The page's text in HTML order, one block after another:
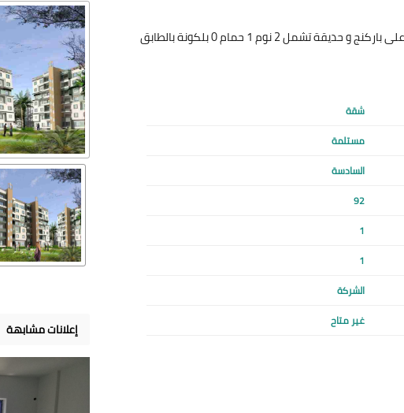
قبلي تطل على باركنج و حديقة تشمل 2 نوم 1 حمام 0 بلكونة بالطابق
شقة
مستلمة
السادسة
92
1
1
الشركة
غير متاح إعلانات مشابهة